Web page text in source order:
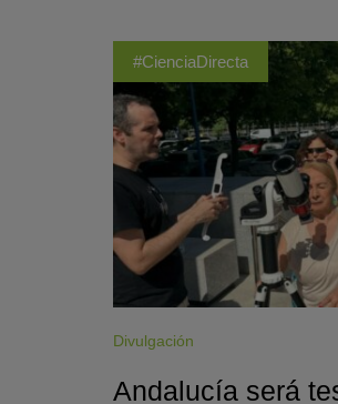
#CienciaDirecta
Divulgación
Andalucía será